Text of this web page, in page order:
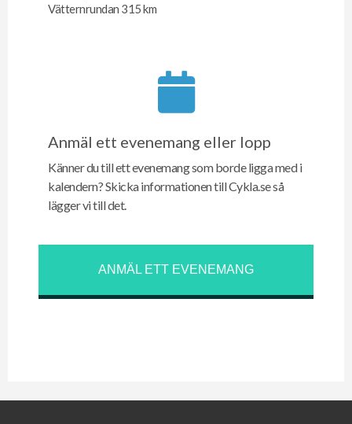
Vätternrundan 315 km
Anmäl ett evenemang eller lopp
Känner du till ett evenemang som borde ligga med i
kalendern? Skicka informationen till Cykla.se så
lägger vi till det.
ANMÄL ETT EVENEMANG